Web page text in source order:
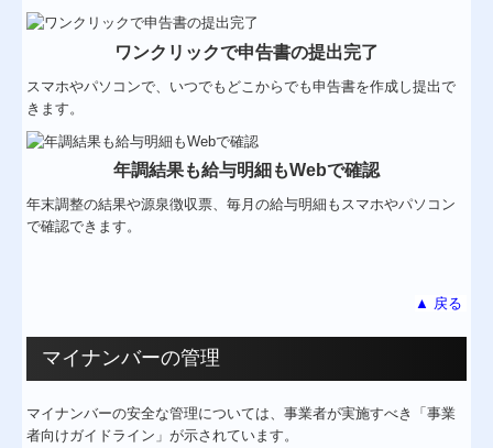
ワンクリックで申告書の提出完了
スマホやパソコンで、いつでもどこからでも申告書を作成し提出で
きます。
年調結果も給与明細もWebで確認
年末調整の結果や源泉徴収票、毎月の給与明細もスマホやパソコン
で確認できます。
▲ 戻る
マイナンバーの管理
マイナンバーの安全な管理については、事業者が実施すべき「事業
者向けガイドライン」が示されています。